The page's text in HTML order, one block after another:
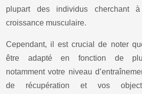
plupart des individus cherchant
croissance musculaire.
Cependant, il est crucial de noter
être adapté en fonction de
notamment votre niveau
de récupération et vos